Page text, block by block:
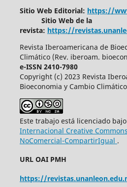
Sitio Web Editorial: https://
Sitio Web de la
revista: https://
Revista Iberoamericana de
Climático (Rev. iberoam.
e-ISSN 2410-7980
Copyright (c) 2023 Revista
Bioeconomia y Cambio
Este trabajo está licenciado
Internacional Creative
NoComercial-CompartirIgual .
URL OAI PMH
https://